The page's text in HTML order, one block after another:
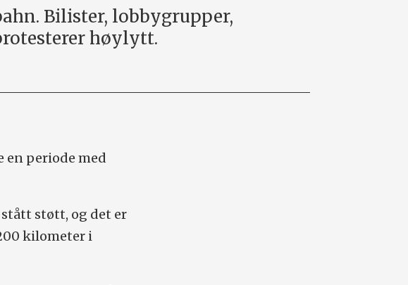
Bilister, lobbygrupper,
høylytt.
en periode med
støtt, og det er
kilometer i